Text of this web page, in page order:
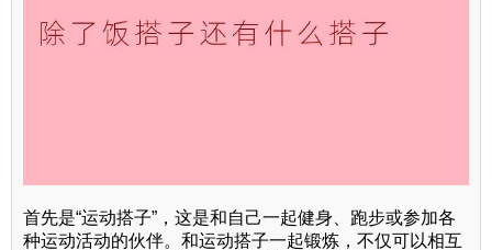
首先是“运动搭子”，这是和自己一起健身、跑步或参加各
种运动活动的伙伴。和运动搭子一起锻炼，不仅可以相互